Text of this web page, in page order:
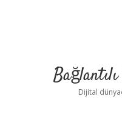
Dijital